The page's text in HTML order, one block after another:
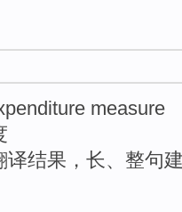
measure
译结果，长、整句